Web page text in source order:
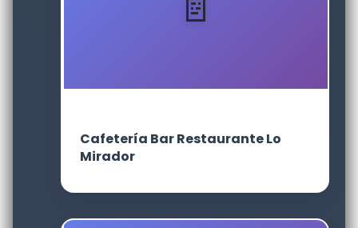
Cafetería Bar Restaurante Lo
Mirador